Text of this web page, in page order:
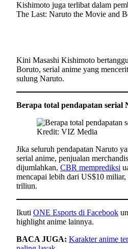
Kishimoto juga terlibat dalam
The Last: Naruto the Movie and
Kini Masashi Kishimoto
Boruto, serial anime yang
sulung Naruto.
Berapa total pendapatan serial
Kredit: VIZ Media
Jika seluruh pendapatan Naruto
serial anime, penjualan
dijumlahkan, CBR memprediksi
mencapai lebih dari US$10 miliar,
triliun.
Ikuti ONE Esports di Facebook
highlight anime lainnya.
BACA JUGA: Karakter anime